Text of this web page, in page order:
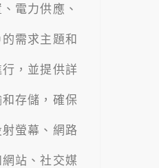
電力供應、
需求主題和
，並提供詳
存儲，確保
螢幕、網路
站、社交媒